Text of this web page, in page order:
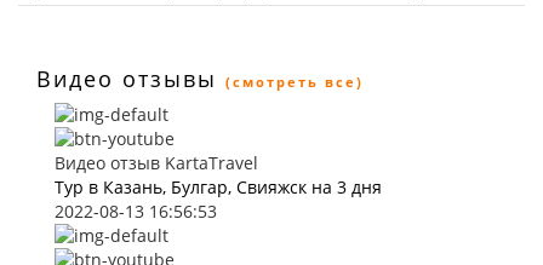
Видео отзывы (смотреть все)
Видео отзыв KartaTravel
Тур в Казань, Булгар, Свияжск на 3 дня
2022-08-13 16:56:53